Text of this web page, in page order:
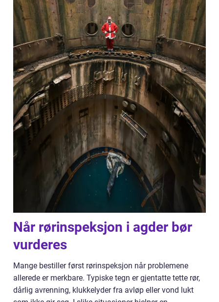
Når rørinspeksjon i agder bør
vurderes
Mange bestiller først rørinspeksjon når problemene
allerede er merkbare. Typiske tegn er gjentatte tette rør,
dårlig avrenning, klukkelyder fra avløp eller vond lukt